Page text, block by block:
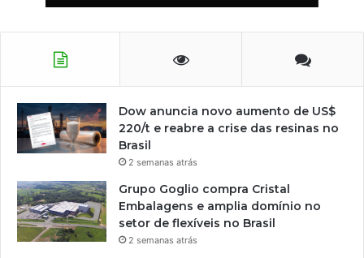
Dow anuncia novo aumento de US$
220/t e reabre a crise das resinas no
Brasil
2 semanas atrás
Grupo Goglio compra Cristal
Embalagens e amplia domínio no
setor de flexíveis no Brasil
2 semanas atrás